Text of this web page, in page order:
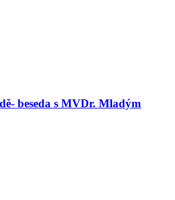
beseda s MVDr. Mladým